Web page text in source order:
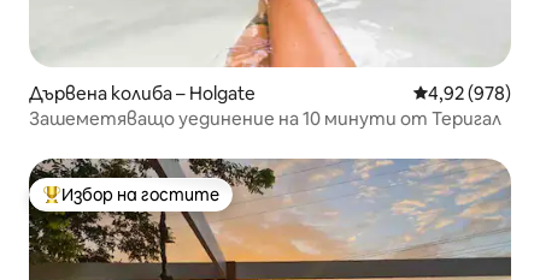
Дървена колиба – Holgate Средна
4,92 (978)
Зашеметяващо уединение на 10 минути от Теригал
Най-популярен избор на гостите
Избор на гостите